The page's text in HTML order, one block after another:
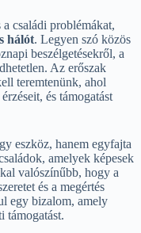
családi problémákat,
hálót. Legyen szó közös
beszélgetésekről, a
Az erőszak
teremtenünk, ahol
és támogatást
eszköz, hanem egyfajta
amelyek képesek
valószínűbb, hogy a
és a megértés
egy bizalom, amely
támogatást.